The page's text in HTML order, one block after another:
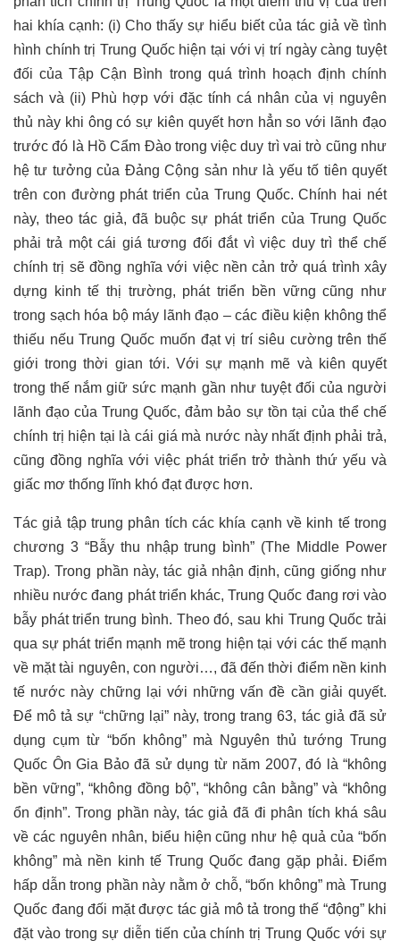
hai khía cạnh: (i) Cho thấy sự hiểu biết của tác giả về tình
hình chính trị Trung Quốc hiện tại với vị trí ngày càng tuyệt
đối của Tập Cận Bình trong quá trình hoạch định chính
sách và (ii) Phù hợp với đặc tính cá nhân của vị nguyên
thủ này khi ông có sự kiên quyết hơn hẳn so với lãnh đạo
trước đó là Hồ Cẩm Đào trong việc duy trì vai trò cũng như
hệ tư tưởng của Đảng Cộng sản như là yếu tố tiên quyết
trên con đường phát triển của Trung Quốc. Chính hai nét
này, theo tác giả, đã buộc sự phát triển của Trung Quốc
phải trả một cái giá tương đối đắt vì việc duy trì thể chế
chính trị sẽ đồng nghĩa với việc nền cản trở quá trình xây
dựng kinh tế thị trường, phát triển bền vững cũng như
trong sạch hóa bộ máy lãnh đạo – các điều kiện không thể
thiếu nếu Trung Quốc muốn đạt vị trí siêu cường trên thế
giới trong thời gian tới. Với sự mạnh mẽ và kiên quyết
trong thế nắm giữ sức mạnh gần như tuyệt đối của người
lãnh đạo của Trung Quốc, đảm bảo sự tồn tại của thể chế
chính trị hiện tại là cái giá mà nước này nhất định phải trả,
cũng đồng nghĩa với việc phát triển trở thành thứ yếu và
giấc mơ thống lĩnh khó đạt được hơn.
Tác giả tập trung phân tích các khía cạnh về kinh tế trong
chương 3 “Bẫy thu nhập trung bình” (The Middle Power
Trap). Trong phần này, tác giả nhận định, cũng giống như
nhiều nước đang phát triển khác, Trung Quốc đang rơi vào
bẫy phát triển trung bình. Theo đó, sau khi Trung Quốc trải
qua sự phát triển mạnh mẽ trong hiện tại với các thế mạnh
về mặt tài nguyên, con người…, đã đến thời điểm nền kinh
tế nước này chững lại với những vấn đề cần giải quyết.
Để mô tả sự “chững lại” này, trong trang 63, tác giả đã sử
dụng cụm từ “bốn không” mà Nguyên thủ tướng Trung
Quốc Ôn Gia Bảo đã sử dụng từ năm 2007, đó là “không
bền vững”, “không đồng bộ”, “không cân bằng” và “không
ổn định”. Trong phần này, tác giả đã đi phân tích khá sâu
về các nguyên nhân, biểu hiện cũng như hệ quả của “bốn
không” mà nền kinh tế Trung Quốc đang gặp phải. Điểm
hấp dẫn trong phần này nằm ở chỗ, “bốn không” mà Trung
Quốc đang đối mặt được tác giả mô tả trong thế “động” khi
đặt vào trong sự diễn tiến của chính trị Trung Quốc với sự